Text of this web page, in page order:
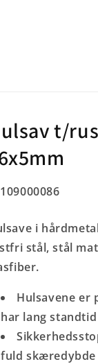
t/
i
stål, stål
Hulsavene
har lang standtid
fuld skæredybde